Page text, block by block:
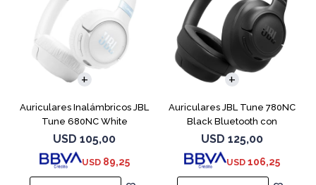
Auriculares Inalámbricos JBL
Tune 680NC White
USD 105,00
USD 89,25
Auriculares JBL Tune 780NC
Black Bluetooth con
Micrófono
USD 125,00
USD 106,25